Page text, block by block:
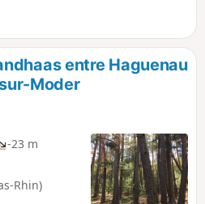
entre Haguenau
Moder
-23 m
Rhin)